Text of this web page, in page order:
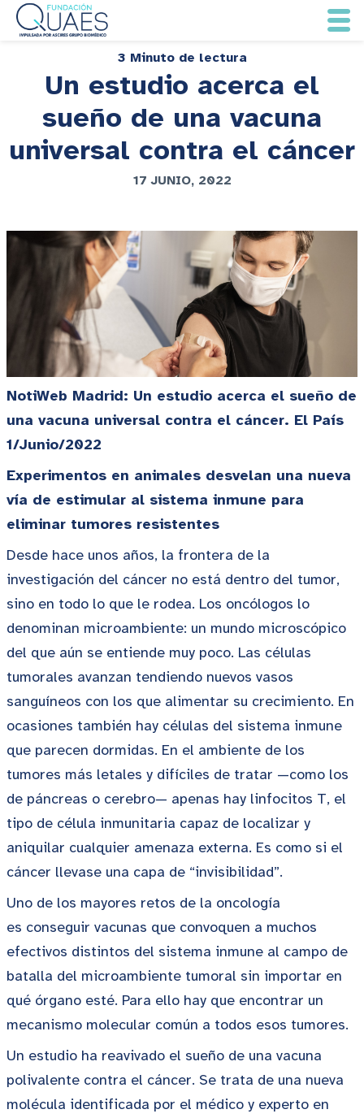
3 Minuto de lectura
Un estudio acerca el
sueño de una vacuna
universal contra el cáncer
17 JUNIO, 2022
NotiWeb Madrid: Un estudio acerca el sueño de
una vacuna universal contra el cáncer. El País
1/Junio/2022
Experimentos en animales desvelan una nueva
vía de estimular al sistema inmune para
eliminar tumores resistentes
Desde hace unos años, la frontera de la
investigación del cáncer no está dentro del tumor,
sino en todo lo que le rodea. Los oncólogos lo
denominan microambiente: un mundo microscópico
del que aún se entiende muy poco. Las células
tumorales avanzan tendiendo nuevos vasos
sanguíneos con los que alimentar su crecimiento. En
ocasiones también hay células del sistema inmune
que parecen dormidas. En el ambiente de los
tumores más letales y difíciles de tratar —como los
de páncreas o cerebro— apenas hay linfocitos T, el
tipo de célula inmunitaria capaz de localizar y
aniquilar cualquier amenaza externa. Es como si el
cáncer llevase una capa de “invisibilidad”.
Uno de los mayores retos de la oncología
es conseguir vacunas que convoquen a muchos
efectivos distintos del sistema inmune al campo de
batalla del microambiente tumoral sin importar en
qué órgano esté. Para ello hay que encontrar un
mecanismo molecular común a todos esos tumores.
Un estudio ha reavivado el sueño de una vacuna
polivalente contra el cáncer. Se trata de una nueva
molécula identificada por el médico y experto en